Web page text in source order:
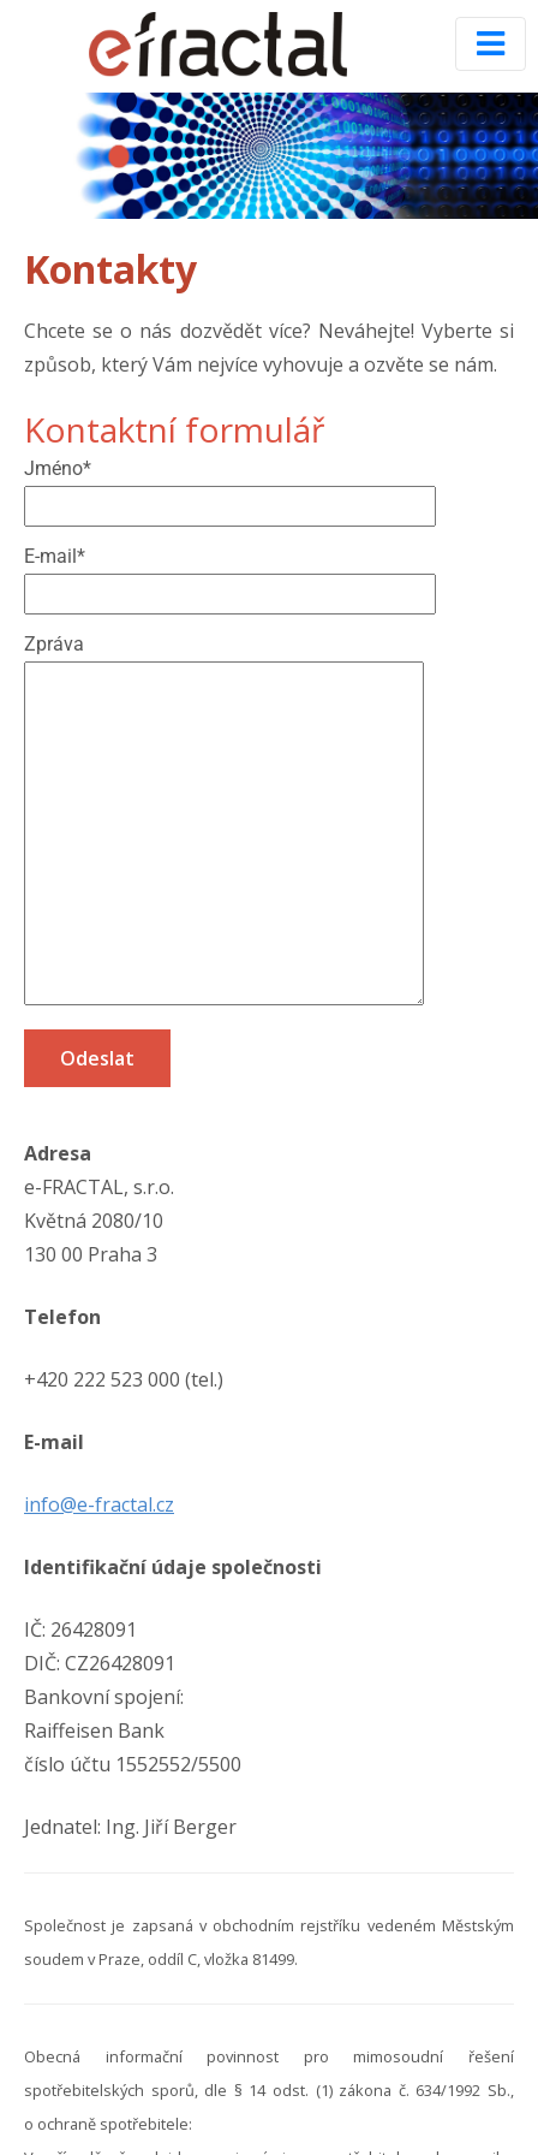
Kontakty
Chcete se o nás dozvědět více? Neváhejte! Vyberte si
způsob, který Vám nejvíce vyhovuje a ozvěte se nám.
Kontaktní formulář
Jméno*
E-mail*
Zpráva
Adresa
e-FRACTAL, s.r.o.
Květná 2080/10
130 00 Praha 3
Telefon
+420 222 523 000 (tel.)
E-mail
info@e-fractal.cz
Identifikační údaje společnosti
IČ: 26428091
DIČ: CZ26428091
Bankovní spojení:
Raiffeisen Bank
číslo účtu 1552552/5500
Jednatel: Ing. Jiří Berger
Společnost je zapsaná v obchodním rejstříku vedeném Městským
soudem v Praze, oddíl C, vložka 81499.
Obecná informační povinnost pro mimosoudní řešení
spotřebitelských sporů, dle § 14 odst. (1) zákona č. 634/1992 Sb.,
o ochraně spotřebitele: